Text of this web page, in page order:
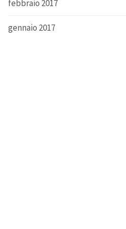
febbraio 2017
gennaio 2017